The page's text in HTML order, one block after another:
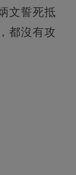
文誓死抵
都沒有攻